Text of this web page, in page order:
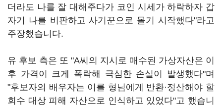
더라도 나를 잘 대해주다가 코인 시세가 하락하자 갑
자기 나를 비판하고 사기꾼으로 몰기 시작했다"라고
주장했습니다.
유 후보 측은 또 "A씨의 지시로 매수된 가상자산은 이
후 가격이 크게 폭락해 극심한 손실이 발생했다"며
"후보자의 배우자는 이를 형님에게 반환·정산해야 할
회수 대상 피해 자산으로 인식하고 있었다"고 했습니